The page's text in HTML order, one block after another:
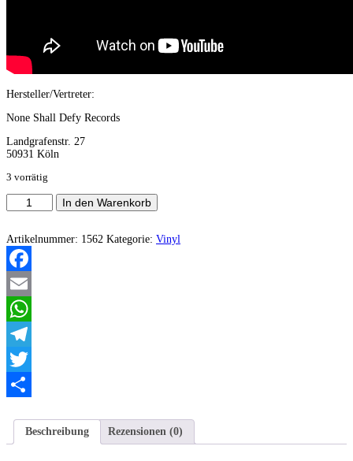
Hersteller/Vertreter:
None Shall Defy Records
Landgrafenstr. 27
50931 Köln
3 vorrätig
Animus
Mortis
Mysteriis
Vox
Divina
EP
(7"
Vinyl)
Menge
In den Warenkorb
Artikelnummer: 1562 Kategorie: Vinyl
Facebook
Email
WhatsApp
Telegram
Twitter
Beschreibung
Rezensionen (0)